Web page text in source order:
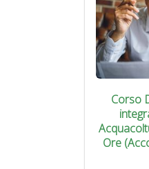
Corso
Ore